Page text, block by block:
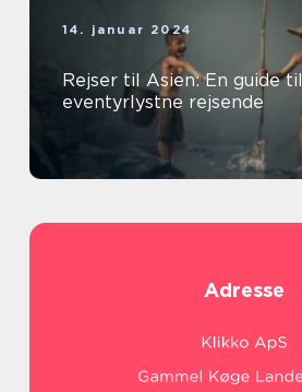
14. januar 2024
Rejser til Asien: En guide til
eventyrlystne rejsende
Adresse